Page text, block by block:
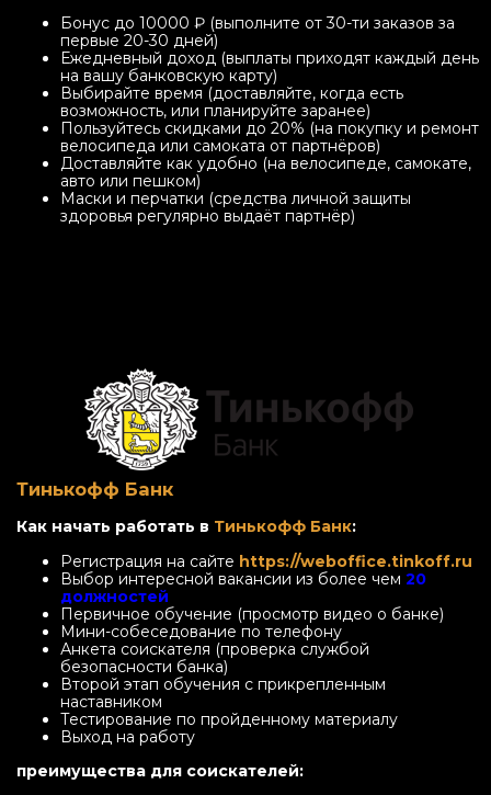
Бонус до 10000 ₽ (выполните от 30-ти заказов за
первые 20-30 дней)
Ежедневный доход (выплаты приходят каждый день
на вашу банковскую карту)
Выбирайте время (доставляйте, когда есть
возможность, или планируйте заранее)
Пользуйтесь скидками до 20% (на покупку и ремонт
велосипеда или самоката от партнёров)
Доставляйте как удобно (на велосипеде, самокате,
авто или пешком)
Маски и перчатки (средства личной защиты
здоровья регулярно выдаёт партнёр)
Тинькофф Банк
Как начать работать в Тинькофф Банк:
Регистрация на сайте https://weboffice.tinkoff.ru
Выбор интересной вакансии из более чем 20
должностей
Первичное обучение (просмотр видео о банке)
Мини-собеседование по телефону
Анкета соискателя (проверка службой
безопасности банка)
Второй этап обучения с прикрепленным
наставником
Тестирование по пройденному материалу
Выход на работу
преимущества для соискателей: